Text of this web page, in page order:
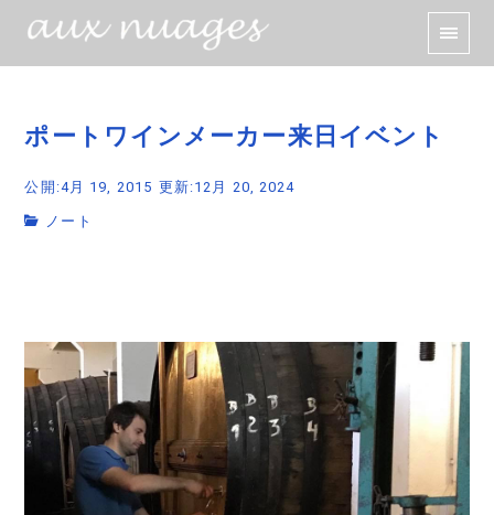
ポートワインメーカー来日イベント
公開:4月 19, 2015 更新:12月 20, 2024
ノート